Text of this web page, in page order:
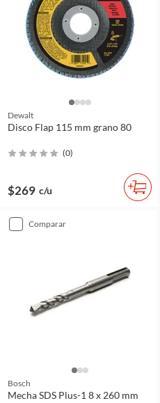
Dewalt
Disco Flap 115 mm grano 80
(0)
$269 c/u
comparar
Bosch
Mecha SDS Plus-1 8 x 260 mm